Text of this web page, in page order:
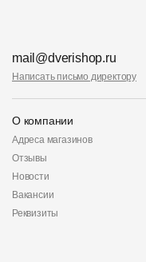
mail@dverishop.ru
Написать письмо директору
О компании
Адреса магазинов
Отзывы
Новости
Вакансии
Реквизиты